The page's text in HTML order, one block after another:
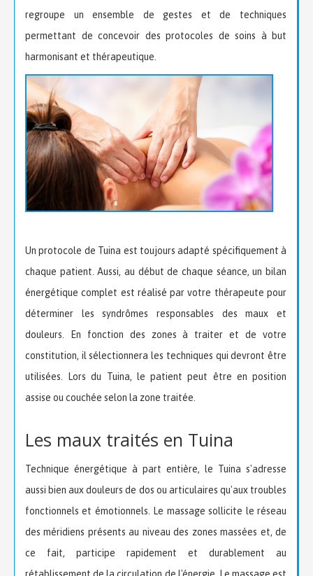
regroupe un ensemble de gestes et de techniques
permettant de concevoir des protocoles de soins à but
harmonisant et thérapeutique.
Un protocole de Tuina est toujours adapté spécifiquement à
chaque patient. Aussi, au début de chaque séance, un bilan
énergétique complet est réalisé par votre thérapeute pour
déterminer les syndrômes responsables des maux et
douleurs. En fonction des zones à traiter et de votre
constitution, il sélectionnera les techniques qui devront être
utilisées. Lors du Tuina, le patient peut être en position
assise ou couchée selon la zone traitée.
Les maux traités en Tuina
Technique énergétique à part entière, le Tuina s'adresse
aussi bien aux douleurs de dos ou articulaires qu'aux troubles
fonctionnels et émotionnels. Le massage sollicite le réseau
des méridiens présents au niveau des zones massées et, de
ce fait, participe rapidement et durablement au
rétablissement de la circulation de l'énergie. Le massage est